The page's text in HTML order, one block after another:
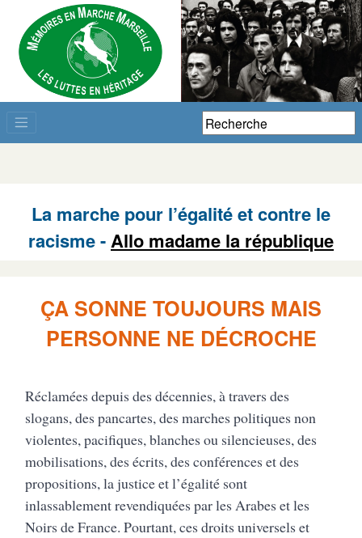
La marche pour l’égalité et contre le
racisme -Allo madame la république
ÇA SONNE TOUJOURS MAIS
PERSONNE NE DÉCROCHE
Réclamées depuis des décennies, à travers des
slogans, des pancartes, des marches politiques non
violentes, pacifiques, blanches ou silencieuses, des
mobilisations, des écrits, des conférences et des
propositions, la justice et l’égalité sont
inlassablement revendiquées par les Arabes et les
Noirs de France. Pourtant, ces droits universels et